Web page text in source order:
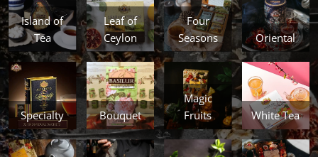
Island of
Tea
Leaf of
Ceylon
Four
Seasons
Oriental
Specialty Bouquet
Magic
Fruits
White Tea